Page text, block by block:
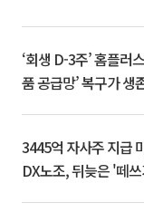
‘회생 D-3주’ 홈플러
품 공급망’ 복구가 생
3445억 자사주 지급
DX노조, 뒤늦은 '떼